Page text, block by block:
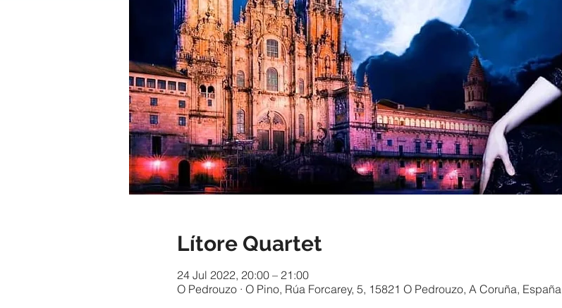
Lítore Quartet
24 Jul 2022, 20:00 – 21:00
O Pedrouzo · O Pino, Rúa Forcarey, 5, 15821 O Pedrouzo, A Coruña, España